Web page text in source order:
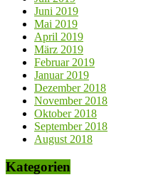
Juni 2019
Mai 2019
April 2019
März 2019
Februar 2019
Januar 2019
Dezember 2018
November 2018
Oktober 2018
September 2018
August 2018
Kategorien